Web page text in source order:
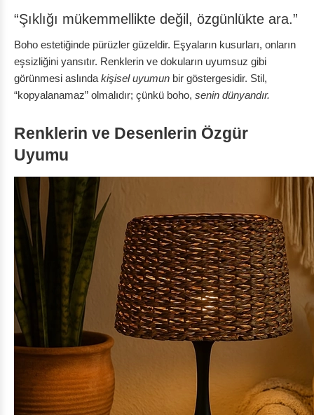
“Şıklığı mükemmellikte değil, özgünlükte ara.”
Boho estetiğinde pürüzler güzeldir. Eşyaların kusurları, onların
eşsizliğini yansıtır. Renklerin ve dokuların uyumsuz gibi
görünmesi aslında kişisel uyumun bir göstergesidir. Stil,
“kopyalanamaz” olmalıdır; çünkü boho, senin dünyandır.
Renklerin ve Desenlerin Özgür
Uyumu